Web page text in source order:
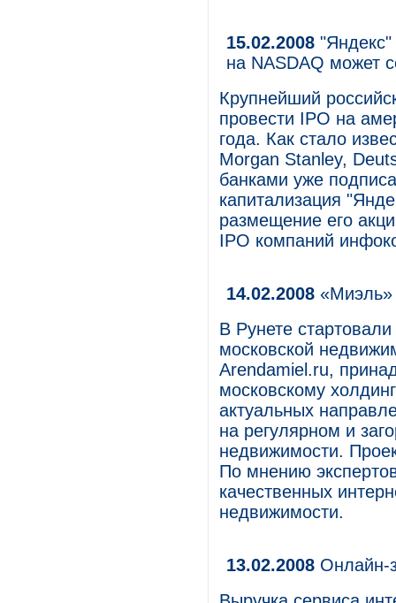
15.02.2008 "Яндекс"
на NASDAQ может
Крупнейший
провести IPO на
года. Как стало
Morgan Stanley,
банками уже
капитализация
размещение его
IPO компаний
14.02.2008 «Миэль»
В Рунете
московской
Arendamiel.ru,
московскому
актуальных
на регулярном и
недвижимости.
По мнению
качественных
недвижимости.
13.02.2008 Онлайн-